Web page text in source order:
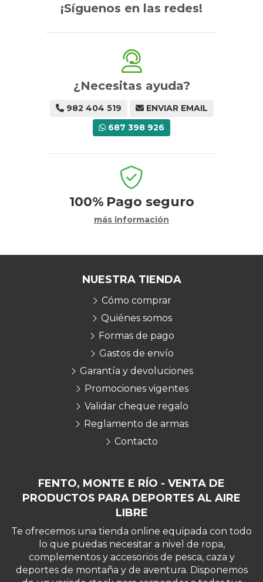
¡Síguenos en las redes!
¿Necesitas ayuda?
982 404 519
ENVIAR EMAIL
687 398 926
100% Pago seguro
más información
FENTO, MONTE E RÍO - VENTA DE
PRODUCTOS PARA DEPORTES AL AIRE
LIBRE
Te ofrecemos una tienda online equipada con todo
lo que puedas necesitar a nivel de ropa,
complementos y accesorios de pesca, caza y
deportes de montaña y de aventura. Disponemos
NUESTRA TIENDA
Cómo comprar
Quiénes somos
Formas de pago
Gastos de envío
Garantía y devoluciones
Promociones vigentes
Validar cheque regalo
Reglamento de armas
Contacto